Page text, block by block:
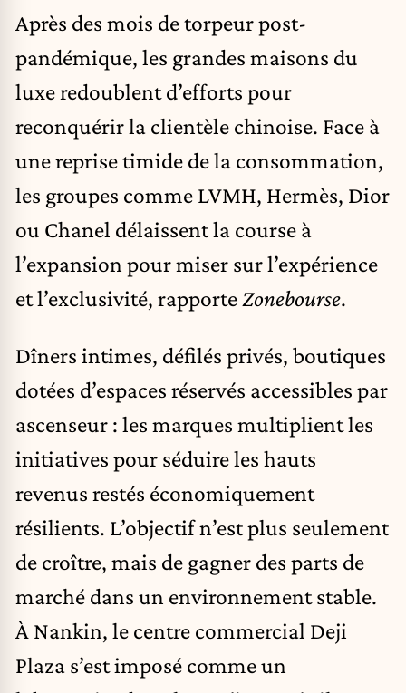
Après des mois de torpeur post-
pandémique, les grandes maisons du
luxe redoublent d’efforts pour
reconquérir la clientèle chinoise. Face à
une reprise timide de la consommation,
les groupes comme LVMH, Hermès, Dior
ou Chanel délaissent la course à
l’expansion pour miser sur l’expérience
et l’exclusivité, rapporte Zonebourse.
Dîners intimes, défilés privés, boutiques
dotées d’espaces réservés accessibles par
ascenseur : les marques multiplient les
initiatives pour séduire les hauts
revenus restés économiquement
résilients. L’objectif n’est plus seulement
de croître, mais de gagner des parts de
marché dans un environnement stable.
À Nankin, le centre commercial Deji
Plaza s’est imposé comme un